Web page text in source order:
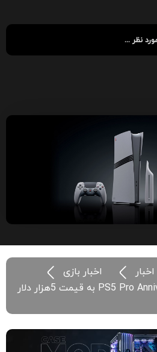
اخبار
اخبار بازی
کنسول PS5 Pro Anniversary Edition به قیمت 5هزار دلار